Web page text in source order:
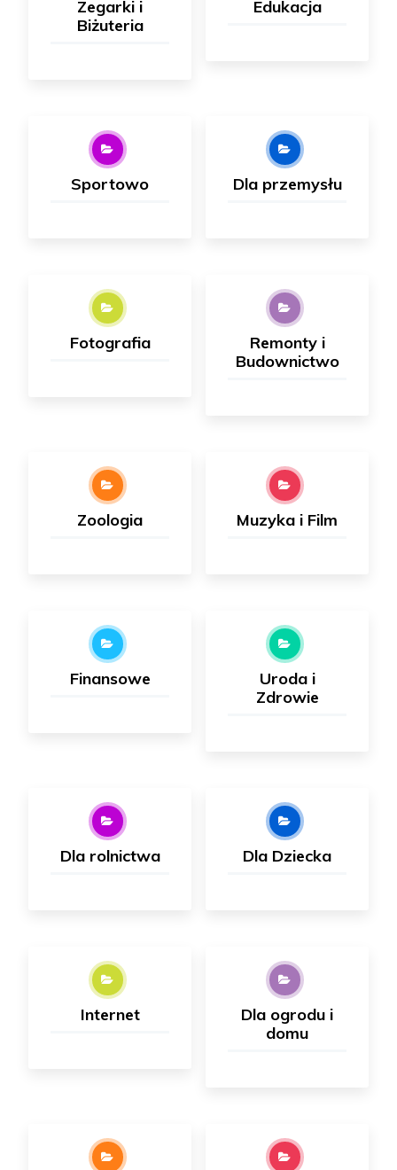
Zegarki i
Biżuteria
Edukacja
Sportowo Dla przemysłu
Fotografia
Remonty i
Budownictwo
Zoologia Muzyka i Film
Finansowe
Uroda i
Zdrowie
Dla rolnictwa Dla Dziecka
Internet
Dla ogrodu i
domu